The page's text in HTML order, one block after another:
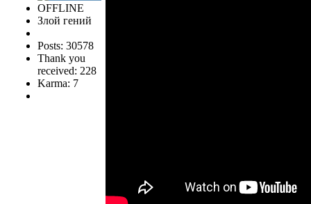
OFFLINE
Злой гений
Posts: 30578
Thank you
received: 228
Karma: 7